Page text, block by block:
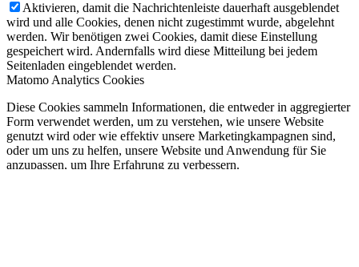
Aktivieren, damit die Nachrichtenleiste dauerhaft ausgeblendet
wird und alle Cookies, denen nicht zugestimmt wurde, abgelehnt
werden. Wir benötigen zwei Cookies, damit diese Einstellung
gespeichert wird. Andernfalls wird diese Mitteilung bei jedem
Seitenladen eingeblendet werden.
Matomo Analytics Cookies
Diese Cookies sammeln Informationen, die entweder in aggregierter
Form verwendet werden, um zu verstehen, wie unsere Website
genutzt wird oder wie effektiv unsere Marketingkampagnen sind,
oder um uns zu helfen, unsere Website und Anwendung für Sie
anzupassen, um Ihre Erfahrung zu verbessern.